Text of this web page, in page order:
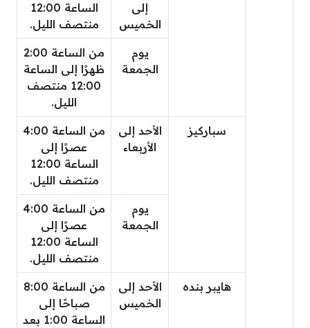
إلى
الخميس
الساعة 12:00
منتصف الليل.
يوم
الجمعة
من الساعة 2:00
ظهرًا إلى الساعة
12:00 منتصف
الليل.
سباركيز
الأحد إلى
الأربعاء
من الساعة 4:00
عصرًا إلى
الساعة 12:00
منتصف الليل.
يوم
الجمعة
من الساعة 4:00
عصرًا إلى
الساعة 12:00
منتصف الليل.
هايبر بنده
الأحد إلى
الخميس
من الساعة 8:00
صباحًا إلى
الساعة 1:00 بعد